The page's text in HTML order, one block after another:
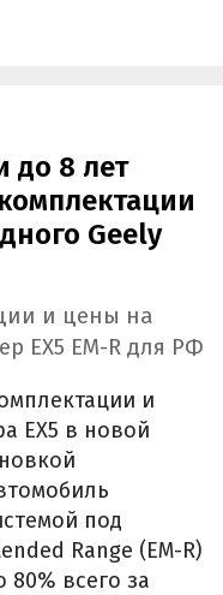
до 8 лет
Geely
и цены на
EX5 EM-R для РФ
и
EX5 в новой
под
Range (EM-R)
80% всего за